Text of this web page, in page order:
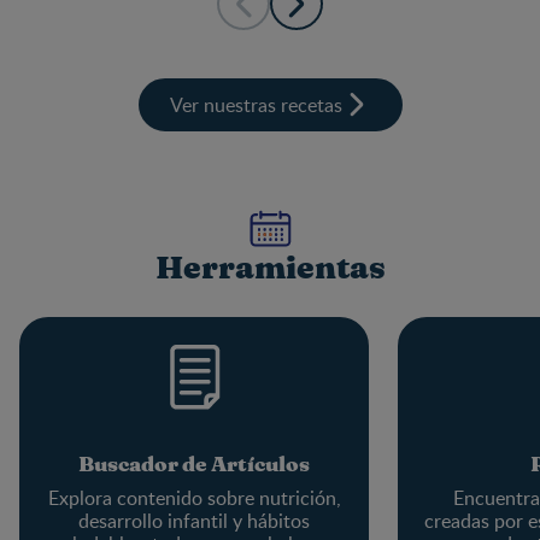
Ver nuestras recetas
Herramientas
Buscador de Artículos
Explora contenido sobre nutrición,
desarrollo infantil y hábitos
creadas por